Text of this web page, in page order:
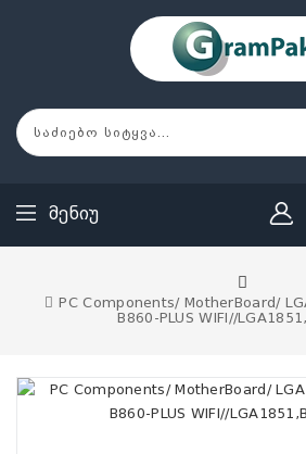
Მენიუ
PC Components/ MotherBoard/
B860-PLUS WIFI//